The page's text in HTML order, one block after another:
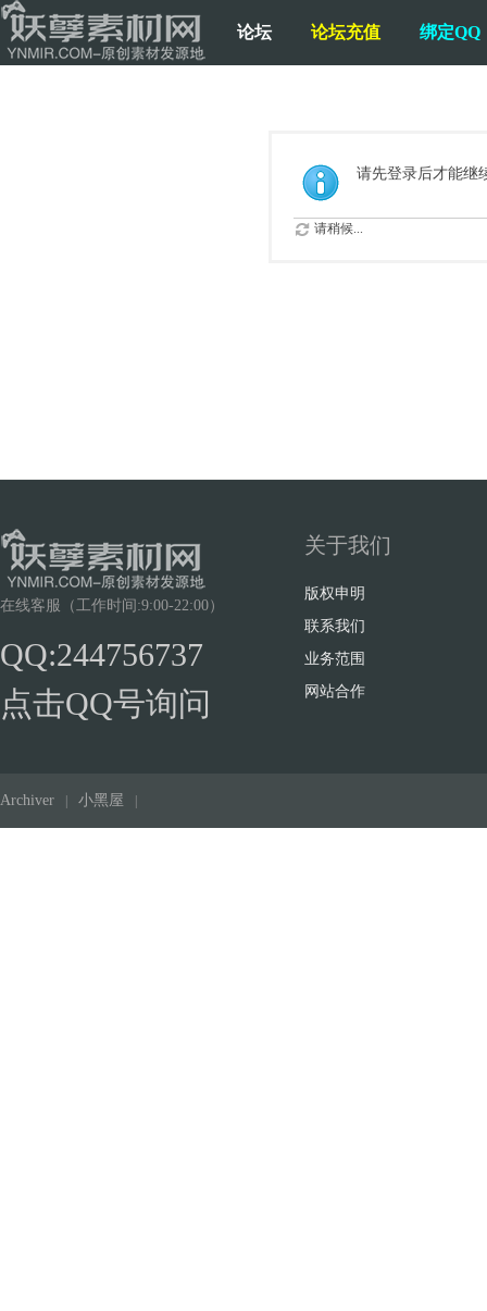
论坛 论坛充值 绑定QQ
请先登录后才能继
请稍候...
在线客服（工作时间:9:00-22:00）
QQ:244756737
点击QQ号询问
关于我们
版权申明
联系我们
业务范围
网站合作
Archiver 小黑屋